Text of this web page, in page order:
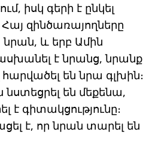
իսկ գերի է ընկել
Հայ զինծառայողները
նրան, և երբ Ամին
է նրանց, նրանք
են նրա գլխին։
նստեցրել են մեքենա,
է գիտակցությունը։
է, որ նրան տարել են